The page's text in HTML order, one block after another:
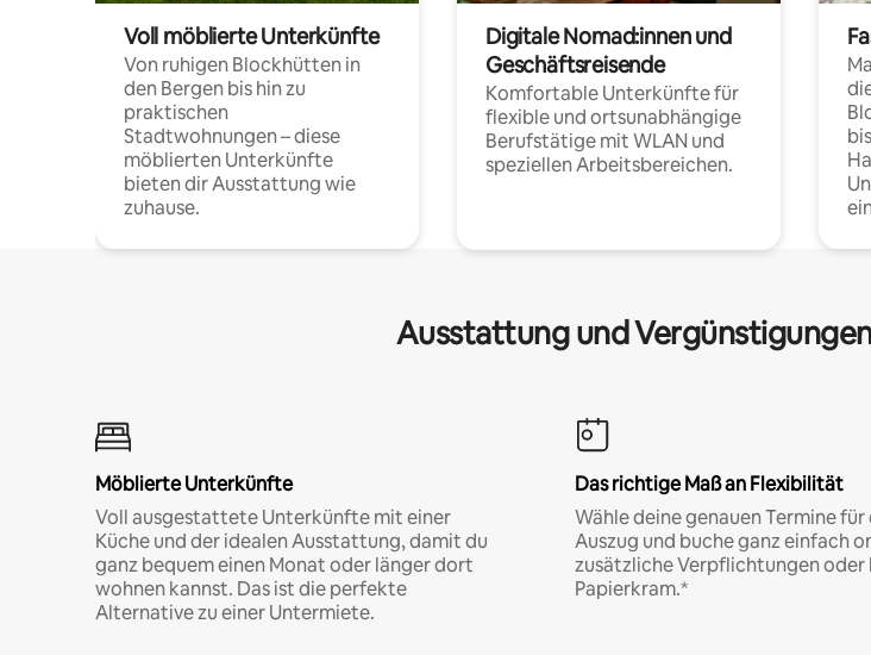
Voll möblierte Unterkünfte
Von ruhigen Blockhütten in
den Bergen bis hin zu
praktischen
Stadtwohnungen – diese
möblierten Unterkünfte
bieten dir Ausstattung wie
zuhause.
Digitale Nomad:innen und
Geschäftsreisende
Komfortable Unterkünfte für
flexible und ortsunabhängige
Berufstätige mit WLAN und
speziellen Arbeitsbereichen.
Ausstattung und
Möblierte Unterkünfte
Voll ausgestattete Unterkünfte mit einer
Küche und der idealen Ausstattung, damit du
ganz bequem einen Monat oder länger dort
wohnen kannst. Das ist die perfekte
Alternative zu einer Untermiete.
Das richtige Maß an Flexibilität
Wähle deine genauen Termine für
Auszug und buche ganz einfach
zusätzliche Verpflichtungen oder
Papierkram.*